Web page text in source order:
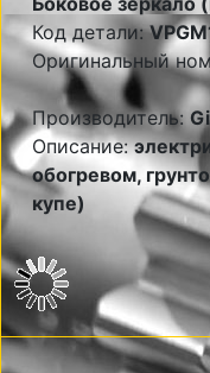
Код детали:
Оригинальный
Производитель:
Описание:
обогревом,
купе)